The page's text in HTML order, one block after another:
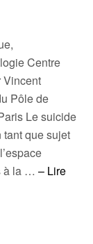
Centre
Pôle de
Le suicide
tant que sujet
à la …– Lire